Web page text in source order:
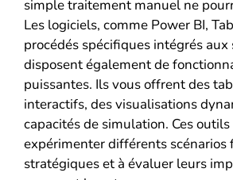
simple traitement manuel ne
Les logiciels, comme Power BI,
procédés spécifiques intégrés aux
disposent également de
puissantes. Ils vous offrent des
interactifs, des visualisations
capacités de simulation. Ces
expérimenter différents scénarios
stratégiques et à évaluer leurs